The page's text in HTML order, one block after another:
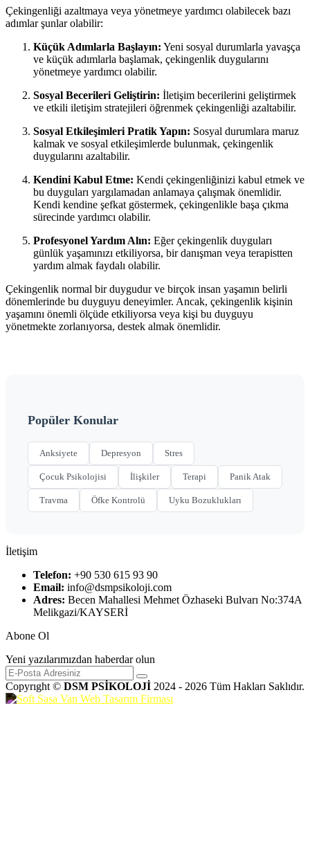
Çekingenliği azaltmaya veya yönetmeye yardımcı olabilecek bazı
adımlar şunlar olabilir:
Küçük Adımlarla Başlayın: Yeni sosyal durumlarla yavaşça
ve küçük adımlarla başlamak, çekingenlik duygularını
yönetmeye yardımcı olabilir.
Sosyal Becerileri Geliştirin: İletişim becerilerini geliştirmek
ve etkili iletişim stratejileri öğrenmek çekingenliği azaltabilir.
Sosyal Etkileşimleri Pratik Yapın: Sosyal durumlara maruz
kalmak ve sosyal etkileşimlerde bulunmak, çekingenlik
duygularını azaltabilir.
Kendini Kabul Etme: Kendi çekingenliğinizi kabul etmek ve
bu duyguları yargılamadan anlamaya çalışmak önemlidir.
Kendi kendine şefkat göstermek, çekingenlikle başa çıkma
sürecinde yardımcı olabilir.
Profesyonel Yardım Alın: Eğer çekingenlik duyguları
günlük yaşamınızı etkiliyorsa, bir danışman veya terapistten
yardım almak faydalı olabilir.
Çekingenlik normal bir duygudur ve birçok insan yaşamın belirli
dönemlerinde bu duyguyu deneyimler. Ancak, çekingenlik kişinin
yaşamını önemli ölçüde etkiliyorsa veya kişi bu duyguyu
yönetmekte zorlanıyorsa, destek almak önemlidir.
Popüler Konular
Anksiyete Depresyon Stres
Çocuk Psikolojisi İlişkiler Terapi Panik Atak
Travma Öfke Kontrolü Uyku Bozuklukları
İletişim
Telefon: +90 530 615 93 90
Email: info@dsmpsikoloji.com
Adres: Becen Mahallesi Mehmet Özhaseki Bulvarı No:374A
Melikgazi/KAYSERİ
Abone Ol
Yeni yazılarımızdan haberdar olun
Copyrıght © DSM PSİKOLOJİ 2024 - 2026 Tüm Hakları Saklıdır.